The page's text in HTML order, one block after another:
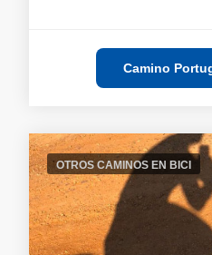
Camino
OTROS CAMINOS EN BICI